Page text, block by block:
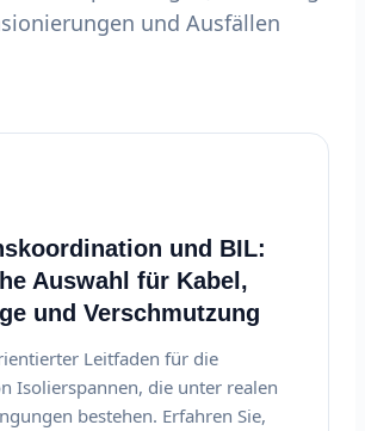
und Ausfällen
und BIL:
Auswahl für Kabel,
und Verschmutzung
Leitfaden für die
Isolierspannen, die unter realen
bestehen. Erfahren Sie,